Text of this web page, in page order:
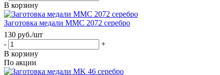
В корзину
Заготовка медали MMC 2072 серебро
130 руб./шт
-
+
В корзину
По акции